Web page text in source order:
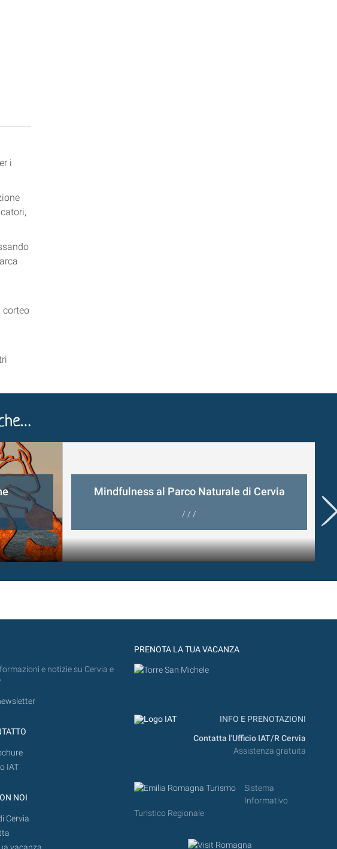
i
corteo
Mindfulness al Parco Naturale di Cervia
/ / /
e notizie su Cervia e
IAT
NOI
Cervia
PRENOTA LA TUA VACANZA
INFO E PRENOTAZIONI
Contatta l'Ufficio IAT/R Cervia
Assistenza gratuita
Sistema
Informativo
Turistico Regionale